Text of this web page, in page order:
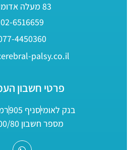
83 מעלה אדומים
02-6516659
4450360
palsy.co.il
פרטי חשבון
בנק לאומיסניף 905
מספר חשבון 161800/80